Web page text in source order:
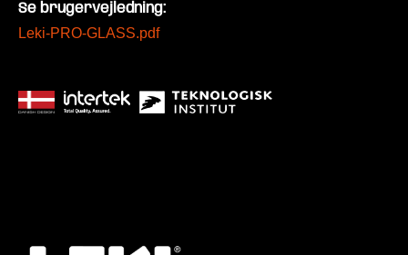
Se brugervejledning:
Leki-PRO-GLASS.pdf